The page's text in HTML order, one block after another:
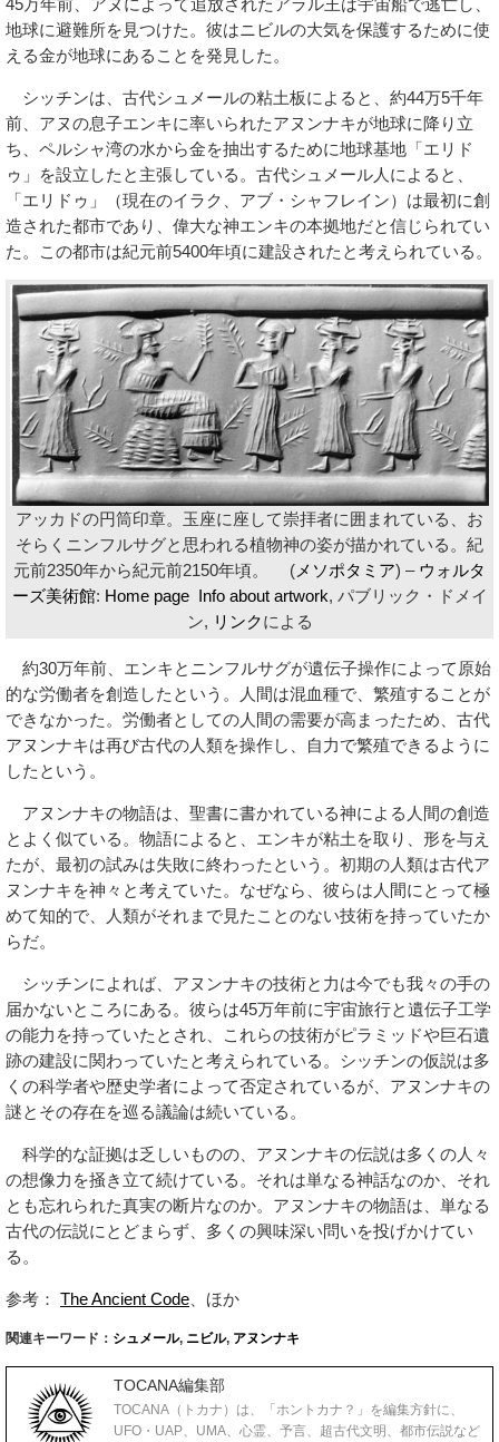
地球に避難所を見つけた。彼はニビルの大気を保護するために使
える金が地球にあることを発見した。
シッチンは、古代シュメールの粘土板によると、約44万5千年
前、アヌの息子エンキに率いられたアヌンナキが地球に降り立
ち、ペルシャ湾の水から金を抽出するために地球基地「エリド
ゥ」を設立したと主張している。古代シュメール人によると、
「エリドゥ」（現在のイラク、アブ・シャフレイン）は最初に創
造された都市であり、偉大な神エンキの本拠地だと信じられてい
た。この都市は紀元前5400年頃に建設されたと考えられている。
アッカドの円筒印章。玉座に座して崇拝者に囲まれている、お
そらくニンフルサグと思われる植物神の姿が描かれている。紀
元前2350年から紀元前2150年頃。
( メソポタミア) – ウォルタ
ーズ美術館: Home page Info about artwork, パブリック・ドメイ
ン, リンクによる
約30万年前、エンキとニンフルサグが遺伝子操作によって原始
的な労働者を創造したという。人間は混血種で、繁殖することが
できなかった。労働者としての人間の需要が高まったため、古代
アヌンナキは再び古代の人類を操作し、自力で繁殖できるように
したという。
アヌンナキの物語は、聖書に書かれている神による人間の創造
とよく似ている。物語によると、エンキが粘土を取り、形を与え
たが、最初の試みは失敗に終わったという。初期の人類は古代ア
ヌンナキを神々と考えていた。なぜなら、彼らは人間にとって極
めて知的で、人類がそれまで見たことのない技術を持っていたか
らだ。
シッチンによれば、アヌンナキの技術と力は今でも我々の手の
届かないところにある。彼らは45万年前に宇宙旅行と遺伝子工学
の能力を持っていたとされ、これらの技術がピラミッドや巨石遺
跡の建設に関わっていたと考えられている。シッチンの仮説は多
くの科学者や歴史学者によって否定されているが、アヌンナキの
謎とその存在を巡る議論は続いている。
科学的な証拠は乏しいものの、アヌンナキの伝説は多くの人々
の想像力を掻き立て続けている。それは単なる神話なのか、それ
とも忘れられた真実の断片なのか。アヌンナキの物語は、単なる
古代の伝説にとどまらず、多くの興味深い問いを投げかけてい
る。
参考： The Ancient Code 、ほか
関連キーワード： シュメール, ニビル, アヌンナキ
TOCANA編集部
TOCANA（トカナ）は、「ホントカナ？」を編集方針に、
UFO・UAP、UMA、心霊、予言、超古代文明、都市伝説など